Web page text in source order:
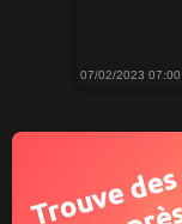
07/02/2023 07:00